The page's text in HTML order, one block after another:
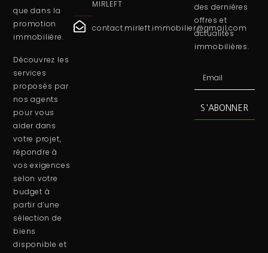
que dans la
promotion
immobilière.
Découvrez les
services
proposés par
nos agents
pour vous
aider dans
votre projet,
répondre à
vos exigences
selon votre
budget à
partir d’une
sélection de
biens
disponible et
MIRLEFT
contact.mirleft.immobilier@gmail.com
des dernières
offres et
actualités
immobilières.
S'ABONNER